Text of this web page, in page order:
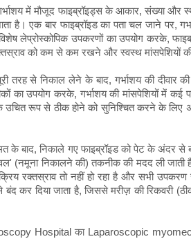
में मौजूद फाइब्रॉइड्स के आकार, संख्या और
है। एक बार फाइब्रॉइड का पता चल जाने पर,
लेप्रोस्कोपिक उपकरणों का उपयोग करके,
को कम से कम रखने और स्वस्थ मांसपेशियों की
तरह से निकाल लेने के बाद, गर्भाशय की दीवार
का उपयोग करके, गर्भाशय की मांसपेशियों में
रूप से ठीक होने को सुनिश्चित करने के लिए
के बाद, निकाले गए फाइब्रॉइड को पेट के अंदर
(नमूना निकालने की) तकनीक की मदद ली
रक्तस्राव तो नहीं हो रहा है और सभी
बंद कर दिया जाता है, जिससे मरीज़ की रिकवरी
Hospital का Laparoscopic